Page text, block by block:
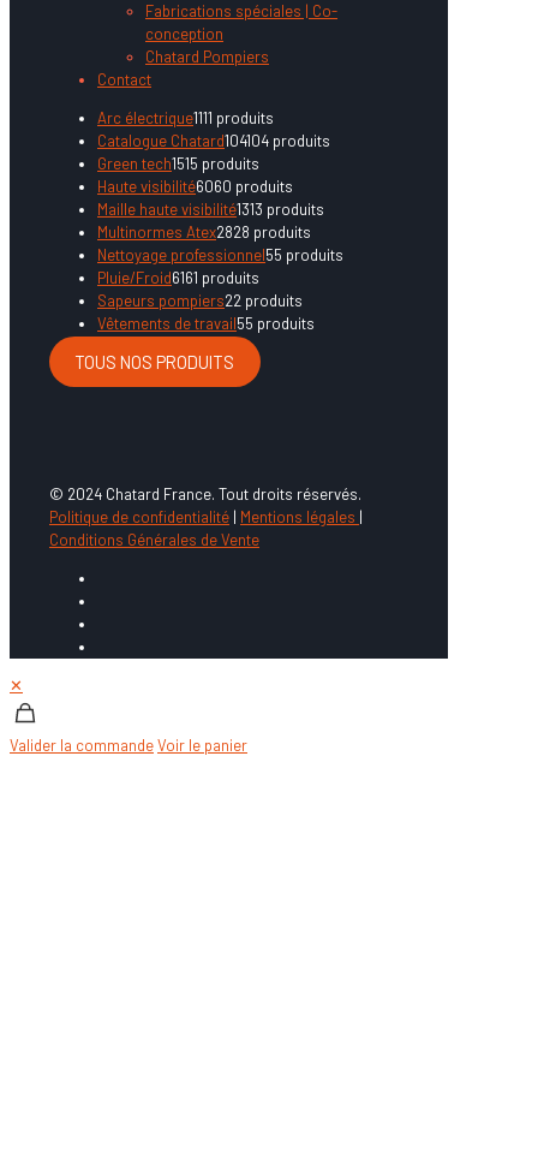
Fabrications spéciales | Co-
conception
Chatard Pompiers
Contact
Arc électrique1111 produits
Catalogue Chatard104104 produits
Green tech1515 produits
Haute visibilité6060 produits
Maille haute visibilité1313 produits
Multinormes Atex2828 produits
Nettoyage professionnel55 produits
Pluie/Froid6161 produits
Sapeurs pompiers22 produits
Vêtements de travail55 produits
TOUS NOS PRODUITS
© 2024 Chatard France. Tout droits réservés.
Politique de confidentialité | Mentions légales |
Conditions Générales de Vente
✕
Valider la commandeVoir le panier